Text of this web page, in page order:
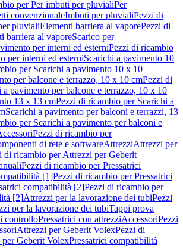
per Per imbuti per pluvialiPer
convenzionaleImbuti per pluvialiPezzi di
pluvialiElementi barriera al vaporePezzi di
barriera al vaporeScarico per
per interni ed esterniPezzi di ricambio
per interni ed esterniScarichi a pavimento 10
per Scarichi a pavimento 10 x 10
per balcone e terrazzo, 10 x 10 cmPezzi di
pavimento per balcone e terrazzo, 10 x 10
13 x 13 cmPezzi di ricambio per Scarichi a
Scarichi a pavimento per balconi e terrazzi, 13
per Scarichi a pavimento per balconi e
Pezzi di ricambio per
di rete e softwareAttrezziAttrezzi per
di ricambio per Attrezzi per Geberit
Pezzi di ricambio per Pressatrici
[1]Pezzi di ricambio per Pressatrici
compatibilità [2]Pezzi di ricambio per
[2]Attrezzi per la lavorazione dei tubiPezzi
per la lavorazione dei tubiTappi prova
controlloPressatrici con attrezziAccessoriPezzi
Attrezzi per Geberit VolexPezzi di
Geberit VolexPressatrici compatibilità